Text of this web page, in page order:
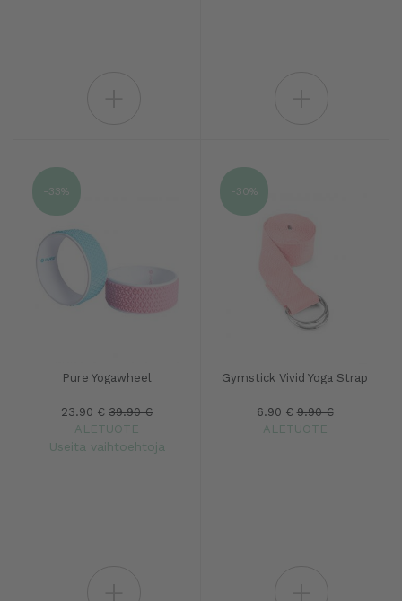
Pure Yogawheel
23.90 € 39.90 €
ALETUOTE
Useita vaihtoehtoja
-33%
Gymstick Vivid Yoga Strap
6.90 € 9.90 €
ALETUOTE
-30%